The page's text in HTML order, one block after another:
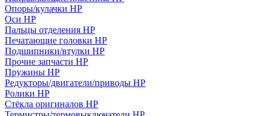
Опоры/кулачки HP
Оси HP
Пальцы отделения HP
Печатающие головки HP
Подшипники/втулки HP
Прочие запчасти HP
Пружины HP
Редукторы/двигатели/приводы HP
Ролики HP
Стёкла оригиналов HP